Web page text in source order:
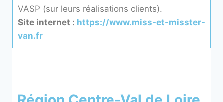
VASP (sur leurs réalisations clients).
Site internet : https://www.miss-et-misster-
van.fr